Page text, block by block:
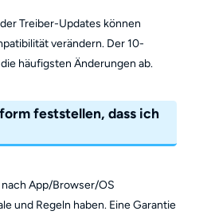
Treiber-Updates können
verändern. Der 10-
häufigsten Änderungen ab.
feststellen, dass ich
App/Browser/OS
und Regeln haben. Eine Garantie